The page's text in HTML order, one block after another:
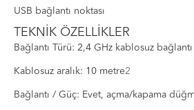
USB bağlantı noktası
TEKNİK ÖZELLİKLER
Bağlantı Türü: 2,4 GHz kablosuz bağlantı
Kablosuz aralık: 10 metre2
Bağlantı / Güç: Evet, açma/kapama